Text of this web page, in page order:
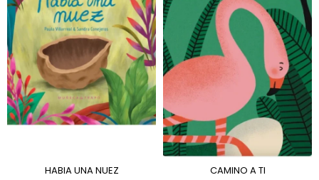
HABIA UNA NUEZ CAMINO A TI